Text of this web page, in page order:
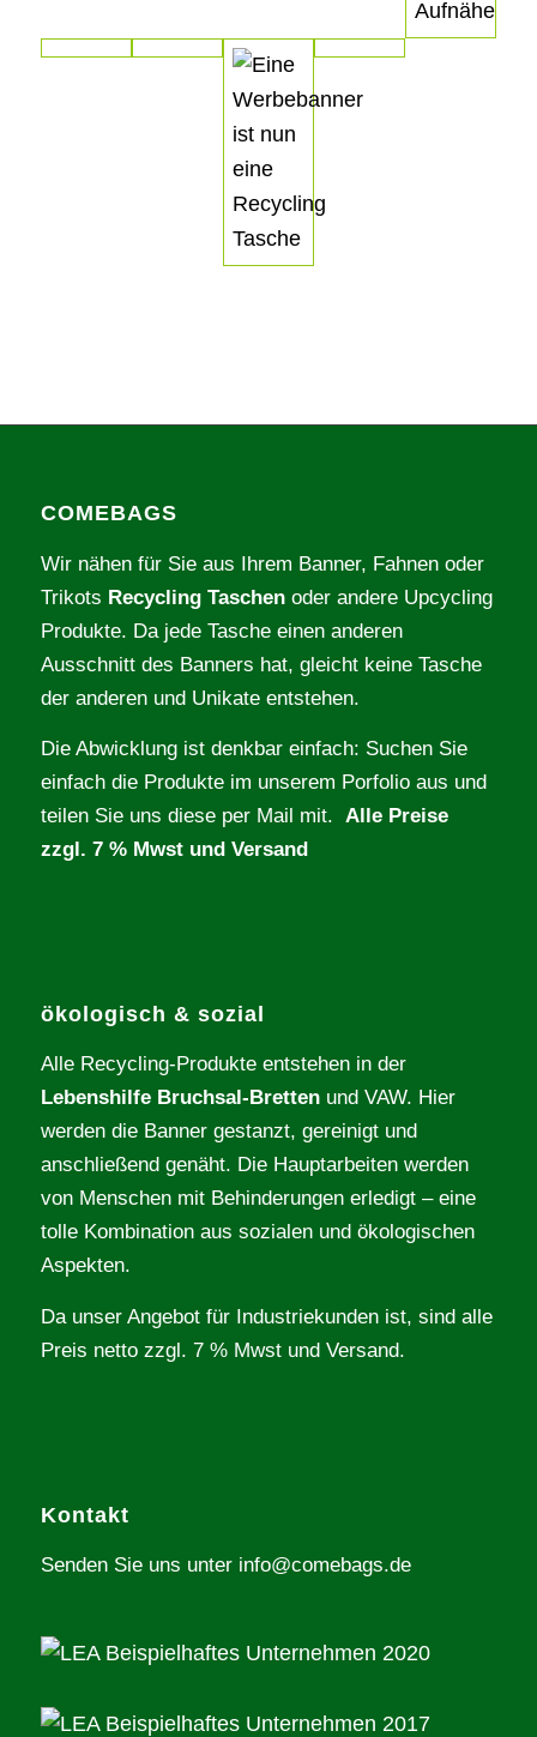
COMEBAGS
Wir nähen für Sie aus Ihrem Banner, Fahnen oder
Trikots Recycling Taschenoder andere Upcycling
Produkte. Da jede Tasche einen anderen
Ausschnitt des Banners hat, gleicht keine Tasche
der anderen und Unikate entstehen.
Die Abwicklung ist denkbar einfach: Suchen Sie
einfach die Produkte im unserem Porfolio aus und
teilen Sie uns diese per Mail mit. Alle Preise
zzgl. 7 % Mwst und Versand
ökologisch & sozial
Alle Recycling-Produkte entstehen in der
Lebenshilfe Bruchsal-Bretten und VAW. Hier
werden die Banner gestanzt, gereinigt und
anschließend genäht. Die Hauptarbeiten werden
von Menschen mit Behinderungen erledigt – eine
tolle Kombination aus sozialen und ökologischen
Aspekten.
Da unser Angebot für Industriekunden ist, sind alle
Preis netto zzgl. 7 % Mwst und Versand.
Kontakt
Senden Sie uns unter info@comebags.de